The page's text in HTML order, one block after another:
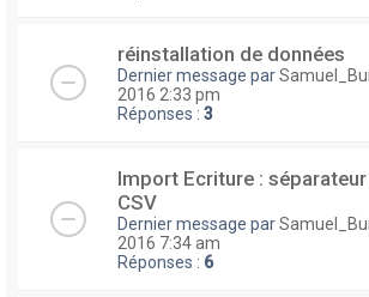
réinstallation de données
Dernier message par
2016 2:33 pm
Réponses : 3
Import Ecriture :
CSV
Dernier message par
2016 7:34 am
Réponses : 6